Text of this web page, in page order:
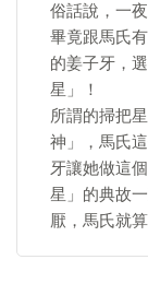
俗話說，一
畢竟跟馬氏
的姜子牙，
星」！
所謂的掃把
神」，馬氏
牙讓她做這
星」的典故
厭，馬氏就